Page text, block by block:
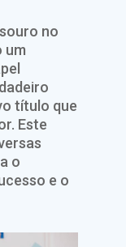
no
um
título que
Este
o
e o